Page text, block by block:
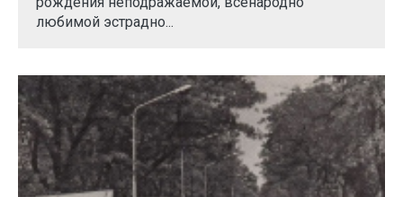
любимой эстрадно...